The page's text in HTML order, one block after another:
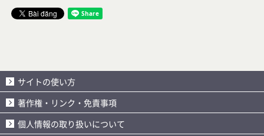
サイトの使い方
著作権・リンク・免責事項
個人情報の取り扱いについて